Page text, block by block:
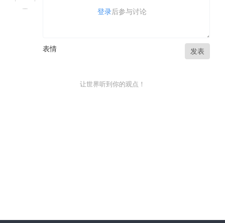
登录后参与讨论
表情 发表
让世界听到你的观点！